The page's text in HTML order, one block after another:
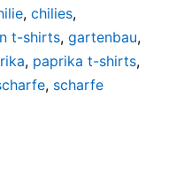
, chilies,
t-shirts, gartenbau,
, paprika t-shirts,
, scharfe